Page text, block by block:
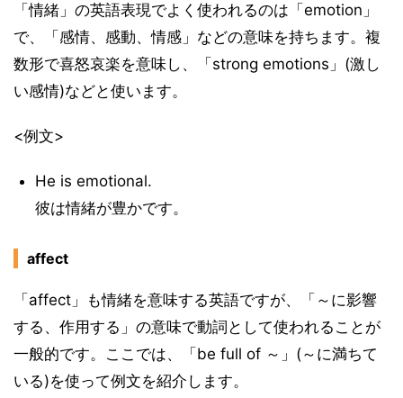
「情緒」の英語表現でよく使われるのは「emotion」
で、「感情、感動、情感」などの意味を持ちます。複
数形で喜怒哀楽を意味し、「strong emotions」(激し
い感情)などと使います。
<例文>
He is emotional.
彼は情緒が豊かです。
affect
「affect」も情緒を意味する英語ですが、「～に影響
する、作用する」の意味で動詞として使われることが
一般的です。ここでは、「be full of ～」(～に満ちて
いる)を使って例文を紹介します。